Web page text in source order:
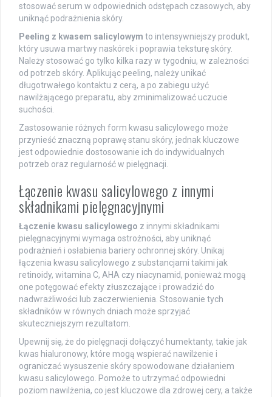
stosować serum w odpowiednich odstępach czasowych, aby
uniknąć podrażnienia skóry.
Peeling z kwasem salicylowym to intensywniejszy produkt,
który usuwa martwy naskórek i poprawia teksturę skóry.
Należy stosować go tylko kilka razy w tygodniu, w zależności
od potrzeb skóry. Aplikując peeling, należy unikać
długotrwałego kontaktu z cerą, a po zabiegu użyć
nawilżającego preparatu, aby zminimalizować uczucie
suchości.
Zastosowanie różnych form kwasu salicylowego może
przynieść znaczną poprawę stanu skóry, jednak kluczowe
jest odpowiednie dostosowanie ich do indywidualnych
potrzeb oraz regularność w pielęgnacji.
Łączenie kwasu salicylowego z innymi
składnikami pielęgnacyjnymi
Łączenie kwasu salicylowego z innymi składnikami
pielęgnacyjnymi wymaga ostrożności, aby uniknąć
podrażnień i osłabienia bariery ochronnej skóry. Unikaj
łączenia kwasu salicylowego z substancjami takimi jak
retinoidy, witamina C, AHA czy niacynamid, ponieważ mogą
one potęgować efekty złuszczające i prowadzić do
nadwrażliwości lub zaczerwienienia. Stosowanie tych
składników w równych dniach może sprzyjać
skuteczniejszym rezultatom.
Upewnij się, że do pielęgnacji dołączyć humektanty, takie jak
kwas hialuronowy, które mogą wspierać nawilżenie i
ograniczać wysuszenie skóry spowodowane działaniem
kwasu salicylowego. Pomoże to utrzymać odpowiedni
poziom nawilżenia, co jest kluczowe dla zdrowej cery, a także